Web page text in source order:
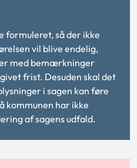
formuleret, så der ikke
vil blive endelig,
med bemærkninger
frist. Desuden skal det
i sagen kan føre
kommunen har ikke
af sagens udfald.